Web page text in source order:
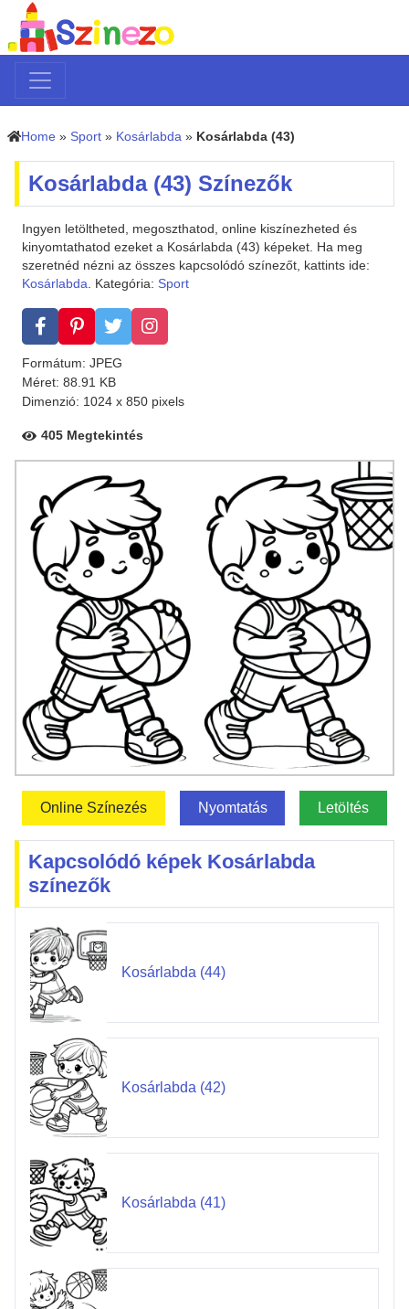
Home » Sport » Kosárlabda » Kosárlabda (43)
Kosárlabda (43) Színezők
Ingyen letöltheted, megoszthatod, online kiszínezheted és
kinyomtathatod ezeket a Kosárlabda (43) képeket. Ha meg
szeretnéd nézni az összes kapcsolódó színezőt, kattints ide:
Kosárlabda. Kategória: Sport
Formátum: JPEG
Méret: 88.91 KB
Dimenzió: 1024 x 850 pixels
405 Megtekintés
Online Színezés Nyomtatás Letöltés
Kapcsolódó képek Kosárlabda
színezők
Kosárlabda (44)
Kosárlabda (42)
Kosárlabda (41)